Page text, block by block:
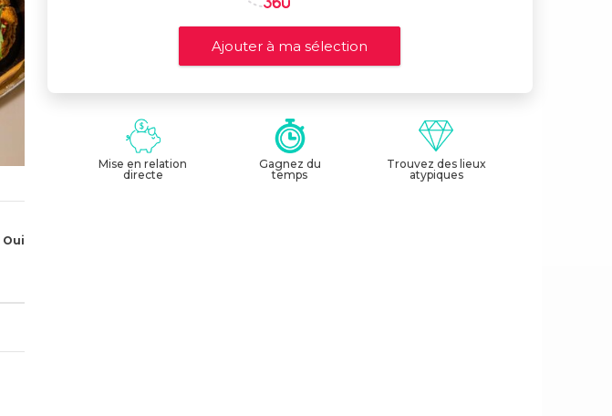
Oui
Mise en relation
directe
Gagnez du
temps
Trouvez des lieux
atypiques